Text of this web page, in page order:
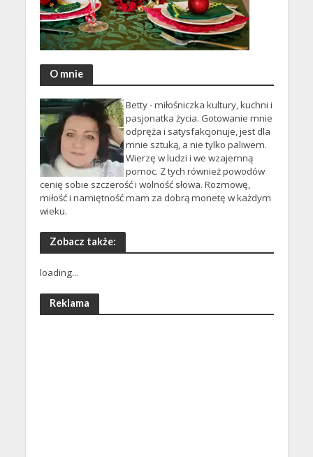
O mnie
Betty - miłośniczka kultury, kuchni i
pasjonatka życia. Gotowanie mnie
odpręża i satysfakcjonuje, jest dla
mnie sztuką, a nie tylko paliwem.
Wierzę w ludzi i we wzajemną
pomoc. Z tych również powodów
cenię sobie szczerość i wolność słowa. Rozmowę,
miłość i namiętność mam za dobrą monetę w każdym
wieku.
Zobacz także:
loading...
Reklama